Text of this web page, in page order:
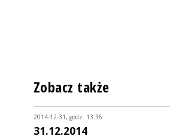
Zobacz także
2014-12-31, godz. 13:36
31.12.2014